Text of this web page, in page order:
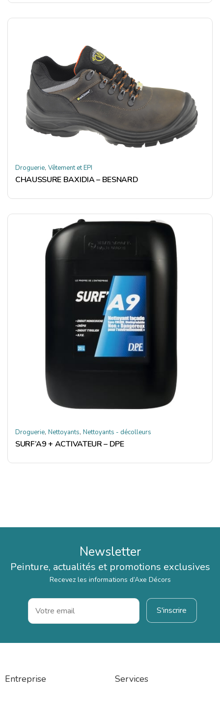
Droguerie, Vêtement et EPI
CHAUSSURE BAXIDIA – BESNARD
Droguerie, Nettoyants, Nettoyants - décolleurs
SURF’A9 + ACTIVATEUR – DPE
Newsletter
Peinture, actualités et promotions exclusives
Recevez les informations d’Axe Décors
Entreprise Services